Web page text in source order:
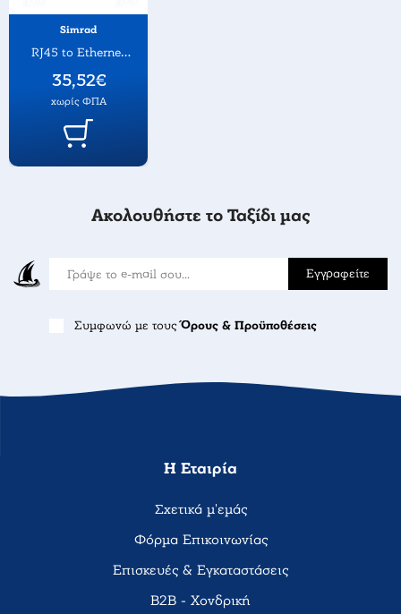
Simrad
RJ45 to Ethernet
Adapter Cable
35,52€
χωρίς ΦΠΑ
Ακολουθήστε το Ταξίδι μας
Εγγραφείτε
Συμφωνώ με τουςΌρους & Προϋποθέσεις
Η Εταιρία
Σχετικά μ'εμάς
Φόρμα Επικοινωνίας
Επισκευές & Εγκαταστάσεις
B2B - Χονδρική